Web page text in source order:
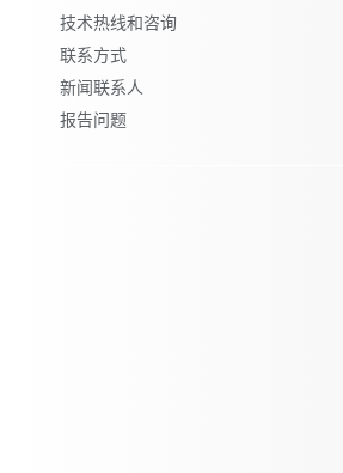
技术热线和咨询
联系方式
新闻联系人
报告问题